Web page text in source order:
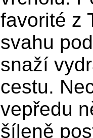
favorité z
svahu
snaží
cestu.
vepředu
šíleně